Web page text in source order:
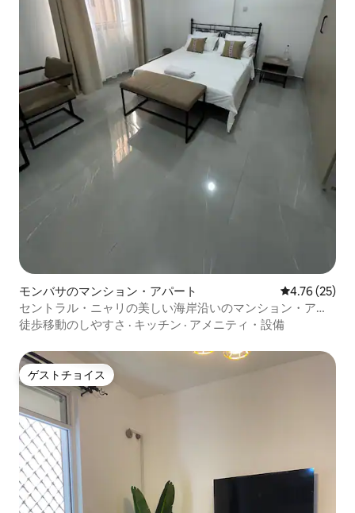
モンバサのマンション・アパート レビュー25
4.76 (25)
セントラル・ニャリの美しい海岸沿いのマンション・アパ
ート
徒歩移動のしやすさ · キッチン · アメニティ・設備
ゲストチョイス
ゲストチョイス